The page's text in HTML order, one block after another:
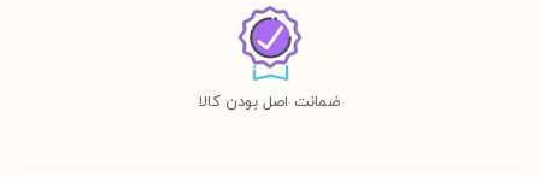
ضمانت اصل بودن کالا